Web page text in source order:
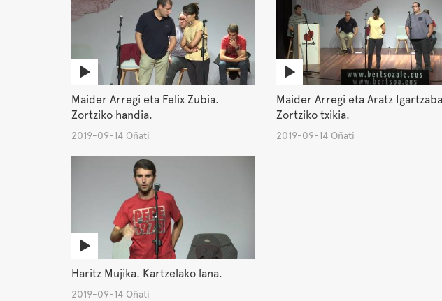
Maider Arregi eta Felix Zubia.
Zortziko handia.
2019-09-14 Oñati
Maider Arregi eta Aratz
Zortziko txikia.
2019-09-14 Oñati
Haritz Mujika. Kartzelako lana.
2019-09-14 Oñati